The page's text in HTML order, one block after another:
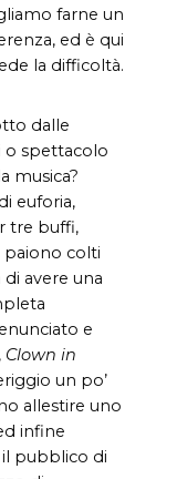
farne un
ed è qui
la difficoltà.
dalle
o spettacolo
musica?
euforia,
tre buffi,
paiono colti
di avere una
e
Clown in
un po’
allestire uno
infine
il pubblico di